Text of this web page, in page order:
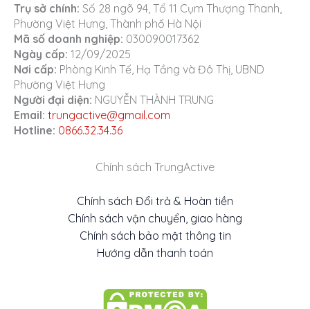
Trụ sở chính: Số 28 ngõ 94, Tổ 11 Cụm Thượng Thanh,
Phường Việt Hưng, Thành phố Hà Nội
Mã số doanh nghiệp: 030090017362
Ngày cấp: 12/09/2025
Nơi cấp: Phòng Kinh Tế, Hạ Tầng và Đô Thị, UBND
Phường Việt Hưng
Người đại diện: NGUYỄN THÀNH TRUNG
Email: trungactive@gmail.com
Hotline: 0866.32.34.36
Chính sách TrungActive
Chính sách Đổi trả & Hoàn tiền
Chính sách vận chuyển, giao hàng
Chính sách bảo mật thông tin
Hướng dẫn thanh toán